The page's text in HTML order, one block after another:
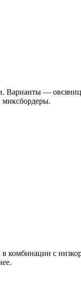
Варианты —
миксбордеры.
в комбинации с